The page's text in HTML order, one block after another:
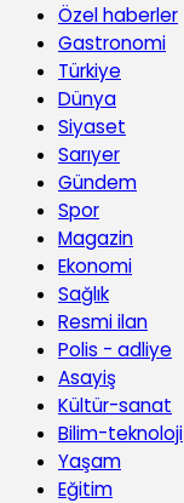
Özel haberler
Gastronomi
Türkiye
Dünya
Siyaset
Sarıyer
Gündem
Spor
Magazin
Ekonomi
Sağlık
Resmi ilan
Polis - adliye
Asayiş
Kültür-sanat
Bilim-teknoloji
Yaşam
Eğitim